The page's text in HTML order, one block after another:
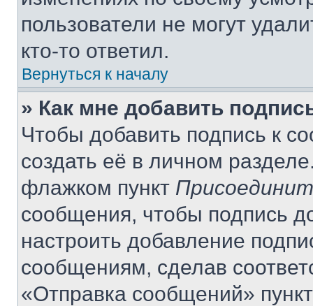
пользователи не могут
кто-то ответил.
Вернуться к началу
» Как мне добавить
Чтобы добавить подпись к
создать её в личном
флажком пункт
сообщения, чтобы подпись
настроить добавление
сообщениям, сделав
«Отправка сообщений»